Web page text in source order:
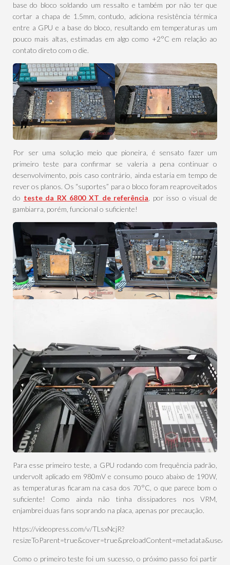
base do bloco soldando um ressalto e também por não ter que
cortar a chapa de 1.5mm, contudo, adiciona resistência térmica
entre a GPU e a base do bloco, resultando em temperaturas um
pouco mais altas, estimadas em algo como +2°C em relação ao
contato direto com o die.
Por ser uma solução meio que pioneira, é sensato fazer um
primeiro teste para confirmar se valeria a pena continuar o
desenvolvimento, pois caso contrário, ainda estaria em tempo de
rever os planos. Os “suportes” para o bloco foram reaproveitados
do teste da RX 6800 XT de referência, por isso o visual de
gambiarra, porém, funcional o suficiente!
Para esse primeiro teste, a GPU rodando com frequência padrão,
undervolt aplicado em 980mV e consumo pouco abaixo de 190W,
as temperaturas ficaram na casa dos 70°C, o que parece bom o
suficiente! Como ainda não tinha dissipadores nos VRM,
enjambrei duas fans soprando na placa, apenas por precaução.
https://videopress.com/v/TLsxNcjR?
Como o primeiro teste foi um sucesso, o próximo passo foi partir